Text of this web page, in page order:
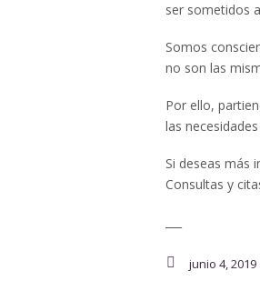
ser sometidos
Somos
no son las
Por ello,
las
Si deseas más
Consultas y
junio 4, 2019